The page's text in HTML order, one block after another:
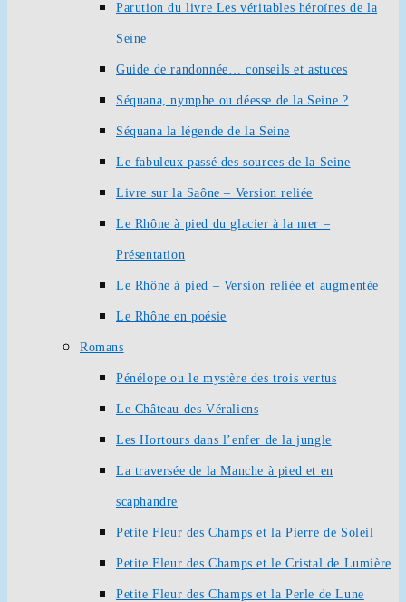
Parution du livre Les véritables héroïnes de la
Seine
Guide de randonnée… conseils et astuces
Séquana, nymphe ou déesse de la Seine ?
Séquana la légende de la Seine
Le fabuleux passé des sources de la Seine
Livre sur la Saône – Version reliée
Le Rhône à pied du glacier à la mer –
Présentation
Le Rhône à pied – Version reliée et augmentée
Le Rhône en poésie
Romans
Pénélope ou le mystère des trois vertus
Le Château des Véraliens
Les Hortours dans l’enfer de la jungle
La traversée de la Manche à pied et en
scaphandre
Petite Fleur des Champs et la Pierre de Soleil
Petite Fleur des Champs et le Cristal de Lumière
Petite Fleur des Champs et la Perle de Lune